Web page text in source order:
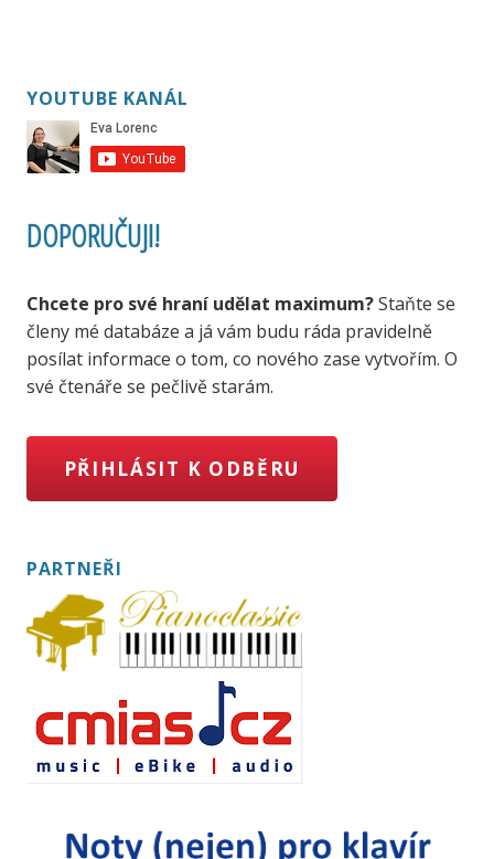
YOUTUBE KANÁL
DOPORUČUJI!
Chcete pro své hraní udělat maximum?Staňte se
členy mé databáze a já vám budu ráda pravidelně
posílat informace o tom, co nového zase vytvořím. O
své čtenáře se pečlivě starám.
PŘIHLÁSIT K ODBĚRU
PARTNEŘI